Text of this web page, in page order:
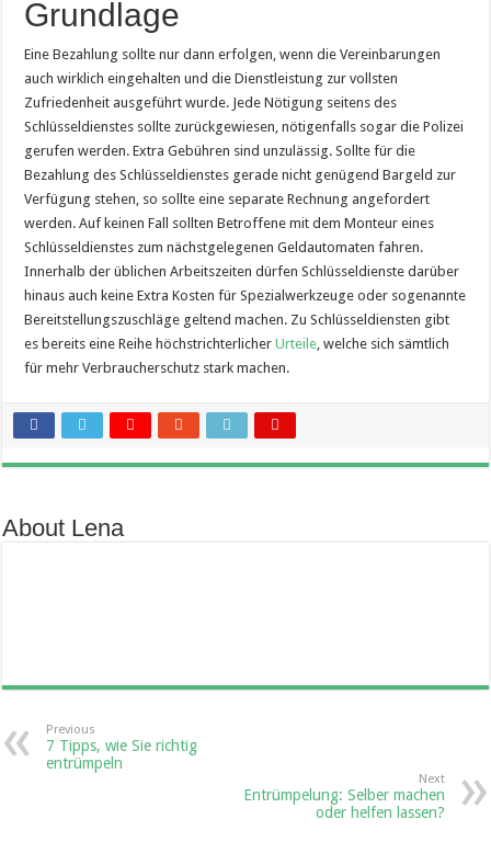
Grundlage
Eine Bezahlung sollte nur dann erfolgen, wenn die Vereinbarungen
auch wirklich eingehalten und die Dienstleistung zur vollsten
Zufriedenheit ausgeführt wurde. Jede Nötigung seitens des
Schlüsseldienstes sollte zurückgewiesen, nötigenfalls sogar die Polizei
gerufen werden. Extra Gebühren sind unzulässig. Sollte für die
Bezahlung des Schlüsseldienstes gerade nicht genügend Bargeld zur
Verfügung stehen, so sollte eine separate Rechnung angefordert
werden. Auf keinen Fall sollten Betroffene mit dem Monteur eines
Schlüsseldienstes zum nächstgelegenen Geldautomaten fahren.
Innerhalb der üblichen Arbeitszeiten dürfen Schlüsseldienste darüber
hinaus auch keine Extra Kosten für Spezialwerkzeuge oder sogenannte
Bereitstellungszuschläge geltend machen. Zu Schlüsseldiensten gibt
es bereits eine Reihe höchstrichterlicherUrteile , welche sich sämtlich
für mehr Verbraucherschutz stark machen.
About Lena
Previous
7 Tipps, wie Sie richtig
entrümpeln
Next
Entrümpelung: Selber machen
oder helfen lassen?